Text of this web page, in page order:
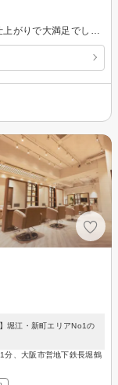
堀江・新町エリアNo1の
分、大阪市営地下鉄長堀鶴